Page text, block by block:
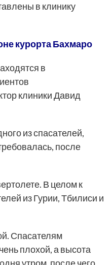
в клинику
курорта Бахмаро
в
клиники Давид
из спасателей,
после
В целом к
из Гурии, Тбилиси и
Спасателям
плохой, а высота